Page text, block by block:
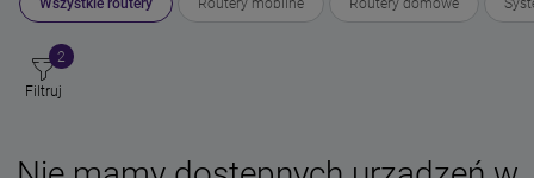
Wszystkie routery Routery mobilne Routery domowe
Filtruj
2